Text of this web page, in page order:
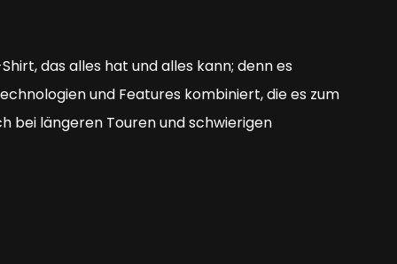
das alles hat und alles kann; denn es
und Features kombiniert, die es zum
bei längeren Touren und schwierigen